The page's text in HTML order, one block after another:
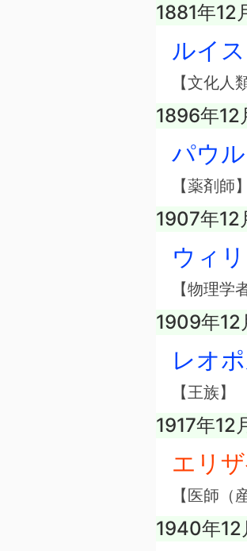
1881年12
ルイ
【文化人
1896年12
パウ
【薬剤師
1907年12
ウィ
【物理
1909年12
レオ
【王族】
1917年12
エリ
【医師（
1940年12